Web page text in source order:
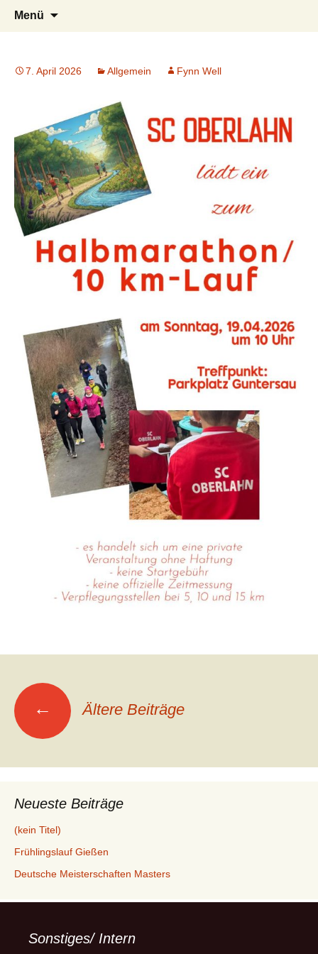
Spiridon Club Oberlahn e.V.
Verein für Leichtathletik und
Ausdauersport
Menü
7. April 2026 Allgemein Fynn Well
Beitragsnavigation
← Ältere Beiträge
Neueste Beiträge
(kein Titel)
Frühlingslauf Gießen
Deutsche Meisterschaften Masters
Sonstiges/ Intern